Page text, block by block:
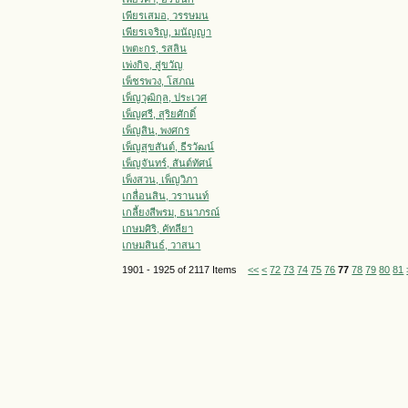
เพียรเสมอ, วรรษมน
เพียรเจริญ, มนัญญา
เพตะกร, รสลิน
เพ่งกิจ, สู่ขวัญ
เพ็ชรพวง, โสภณ
เพ็ญวุฒิกุล, ประเวศ
เพ็ญศรี, สุริยศักดิ์
เพ็ญสิน, พงศกร
เพ็ญสุขสันต์, ธีรวัฒน์
เพ็ญจันทร์, สันต์ทัศน์
เพ็งสวน, เพ็ญวิภา
เกลื่อนสิน, วรานนท์
เกลี้ยงสีพรม, ธนาภรณ์
เกษมศิริ, คัทลียา
เกษมสินธ์, วาสนา
1901 - 1925 of 2117 Items<< < 72 73 74 75 76 77 78 79 80 81